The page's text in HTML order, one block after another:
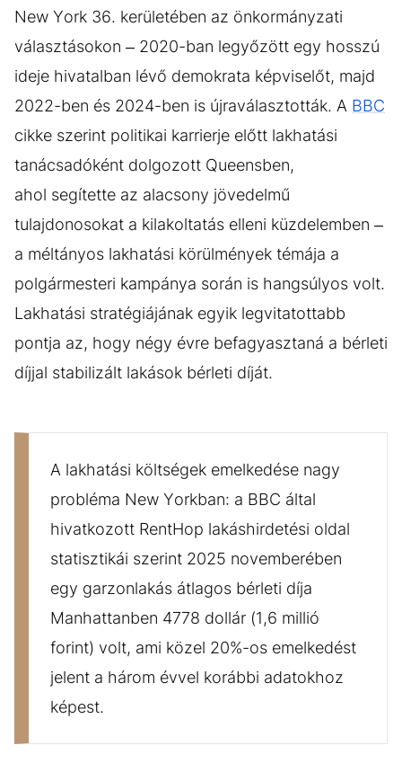
New York 36. kerületében az önkormányzati
választásokon – 2020-ban legyőzött egy hosszú
ideje hivatalban lévő demokrata képviselőt, majd
2022-ben és 2024-ben is újraválasztották. A BBC
cikke szerint politikai karrierje előtt lakhatási
tanácsadóként dolgozott Queensben,
ahol segítette az alacsony jövedelmű
tulajdonosokat a kilakoltatás elleni küzdelemben –
a méltányos lakhatási körülmények témája a
polgármesteri kampánya során is hangsúlyos volt.
Lakhatási stratégiájának egyik legvitatottabb
pontja az, hogy négy évre befagyasztaná a bérleti
díjjal stabilizált lakások bérleti díját.
A lakhatási költségek emelkedése nagy
probléma New Yorkban: a BBC által
hivatkozott RentHop lakáshirdetési oldal
statisztikái szerint 2025 novemberében
egy garzonlakás átlagos bérleti díja
Manhattanben 4778 dollár (1,6 millió
forint) volt, ami közel 20%-os emelkedést
jelent a három évvel korábbi adatokhoz
képest.